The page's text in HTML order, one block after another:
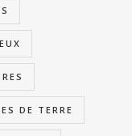
DE TERRE